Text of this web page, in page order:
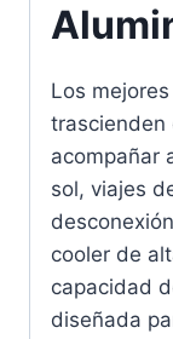
Los
trascienden
acompañar
sol, viajes
cooler de
capacidad
diseñada